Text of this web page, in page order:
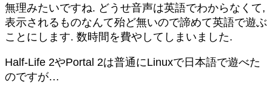
無理みたいですね. どうせ音声は英語でわからなくて,
表示されるものなんて殆ど無いので諦めて英語で遊ぶ
ことにします. 数時間を費やしてしまいました.
Half-Life 2やPortal 2は普通にLinuxで日本語で遊べた
のですが…